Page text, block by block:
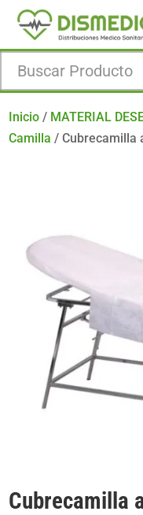
Inicio / MATERIAL
Camilla /Cubrecamilla
Cubrecamilla